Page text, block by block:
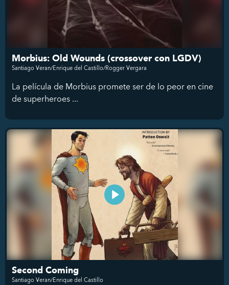
Morbius: Old Wounds (crossover con LGDV)
Santiago Veran/Enrique del Castillo/Rogger Vergara
La película de Morbius promete ser de lo peor en cine
de superheroes ...
Second Coming
Santiago Veran/Enrique del Castillo